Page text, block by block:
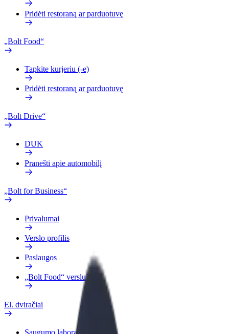
Pridėti restoraną ar parduotuvę
„Bolt Food“
Tapkite kurjeriu (-e)
Pridėti restoraną ar parduotuvę
„Bolt Drive“
DUK
Pranešti apie automobilį
„Bolt for Business“
Privalumai
Verslo profilis
Paslaugos
„Bolt Food“ verslui
El. dviračiai
Saugumo laboratorija